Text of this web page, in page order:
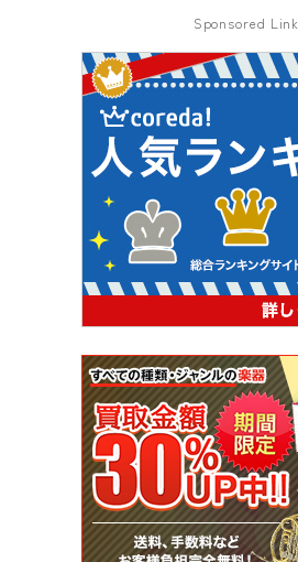
Sponsored Link